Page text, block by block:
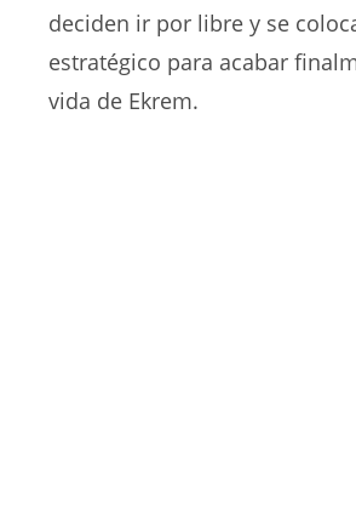
deciden ir por libre y se
estratégico para acabar
vida de Ekrem.